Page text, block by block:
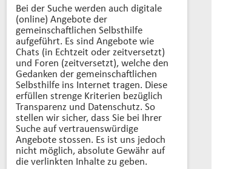
Bei der Suche werden auch digitale
(online) Angebote der
gemeinschaftlichen Selbsthilfe
aufgeführt. Es sind Angebote wie
Chats (in Echtzeit oder zeitversetzt)
und Foren (zeitversetzt), welche den
Gedanken der gemeinschaftlichen
Selbsthilfe ins Internet tragen. Diese
erfüllen strenge Kriterien bezüglich
Transparenz und Datenschutz. So
stellen wir sicher, dass Sie bei Ihrer
Suche auf vertrauenswürdige
Angebote stossen. Es ist uns jedoch
nicht möglich, absolute Gewähr auf
die verlinkten Inhalte zu geben.